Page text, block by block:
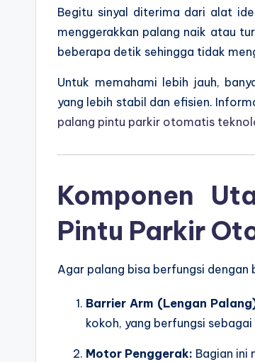
Begitu sinyal diterima dari alat
menggerakkan palang naik atau
beberapa detik sehingga tidak
Untuk memahami lebih jauh,
yang lebih stabil dan efisien.
palang pintu parkir otomatis
Komponen
Pintu Parkir
Agar palang bisa berfungsi
Barrier Arm (Lengan
kokoh, yang berfungsi
Motor Penggerak: Bagian ini